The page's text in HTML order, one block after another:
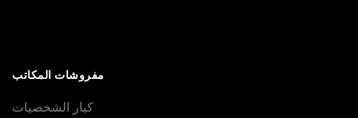
مفروشات المكاتب
كبار الشخصيات